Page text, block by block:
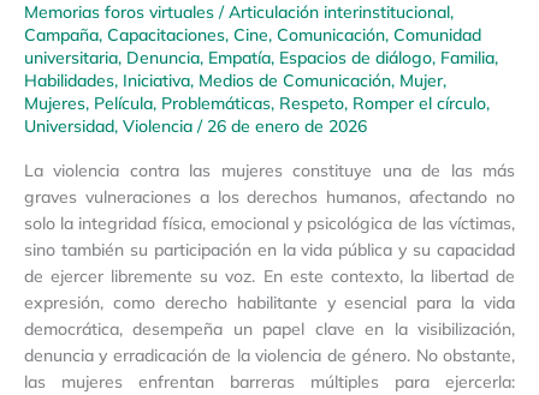
Memorias foros virtuales /Articulación interinstitucional,
Campaña, Capacitaciones, Cine, Comunicación, Comunidad
universitaria, Denuncia, Empatía, Espacios de diálogo, Familia,
Habilidades, Iniciativa, Medios de Comunicación, Mujer,
Mujeres, Película, Problemáticas, Respeto, Romper el círculo,
Universidad, Violencia / 26 de enero de 2026
La violencia contra las mujeres constituye una de las más
graves vulneraciones a los derechos humanos, afectando no
solo la integridad física, emocional y psicológica de las víctimas,
sino también su participación en la vida pública y su capacidad
de ejercer libremente su voz. En este contexto, la libertad de
expresión, como derecho habilitante y esencial para la vida
democrática, desempeña un papel clave en la visibilización,
denuncia y erradicación de la violencia de género. No obstante,
las mujeres enfrentan barreras múltiples para ejercerla: